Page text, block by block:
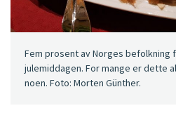
Fem prosent av Norges befolkning
julemiddagen. For mange er dette
noen. Foto: Morten Günther.